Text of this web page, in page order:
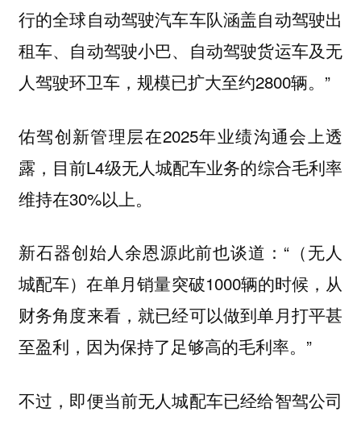
行的全球自动驾驶汽车车队涵盖自动驾驶出
租车、自动驾驶小巴、自动驾驶货运车及无
人驾驶环卫车，规模已扩大至约2800辆。”
佑驾创新管理层在2025年业绩沟通会上透
露，目前L4级无人城配车业务的综合毛利率
维持在30%以上。
新石器创始人余恩源此前也谈道：“（无人
城配车）在单月销量突破1000辆的时候，从
财务角度来看，就已经可以做到单月打平甚
至盈利，因为保持了足够高的毛利率。”
不过，即便当前无人城配车已经给智驾公司